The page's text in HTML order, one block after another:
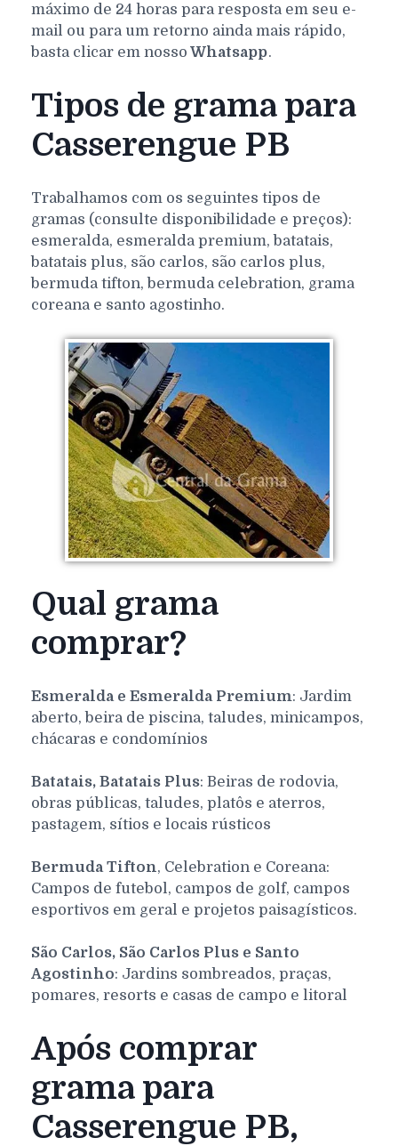
máximo de 24 horas para resposta em seu e-
mail ou para um retorno ainda mais rápido,
basta clicar em nosso Whatsapp.
Tipos de grama para
Casserengue PB
Trabalhamos com os seguintes tipos de
gramas (consulte disponibilidade e preços):
esmeralda, esmeralda premium, batatais,
batatais plus, são carlos, são carlos plus,
bermuda tifton, bermuda celebration, grama
coreana e santo agostinho.
Qual grama
comprar?
Esmeralda e Esmeralda Premium: Jardim
aberto, beira de piscina, taludes, minicampos,
chácaras e condomínios
Batatais, Batatais Plus: Beiras de rodovia,
obras públicas, taludes, platôs e aterros,
pastagem, sítios e locais rústicos
Bermuda Tifton, Celebration e Coreana:
Campos de futebol, campos de golf, campos
esportivos em geral e projetos paisagísticos.
São Carlos, São Carlos Plus e Santo
Agostinho: Jardins sombreados, praças,
pomares, resorts e casas de campo e litoral
Após comprar
grama para
Casserengue PB,